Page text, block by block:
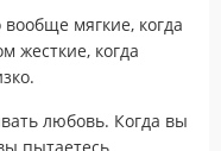
мягкие, когда
жесткие, когда
любовь. Когда вы